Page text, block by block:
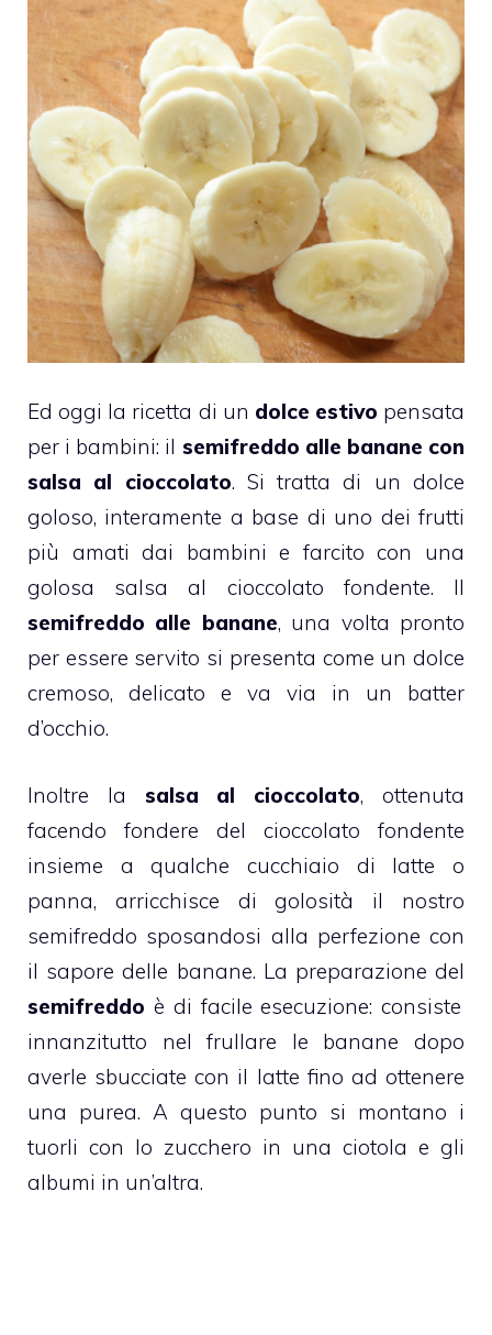
Ed oggi la ricetta di un dolce estivo pensata
per i bambini: il semifreddo alle banane con
salsa al cioccolato. Si tratta di un dolce
goloso, interamente a base di uno dei frutti
più amati dai bambini e farcito con una
golosa salsa al cioccolato fondente. Il
semifreddo alle banane, una volta pronto
per essere servito si presenta come un dolce
cremoso, delicato e va via in un batter
d’occhio.
Inoltre la salsa al cioccolato, ottenuta
facendo fondere del cioccolato fondente
insieme a qualche cucchiaio di latte o
panna, arricchisce di golosità il nostro
semifreddo sposandosi alla perfezione con
il sapore delle banane. La preparazione del
semifreddo è di facile esecuzione: consiste
innanzitutto nel frullare le banane dopo
averle sbucciate con il latte fino ad ottenere
una purea. A questo punto si montano i
tuorli con lo zucchero in una ciotola e gli
albumi in un’altra.